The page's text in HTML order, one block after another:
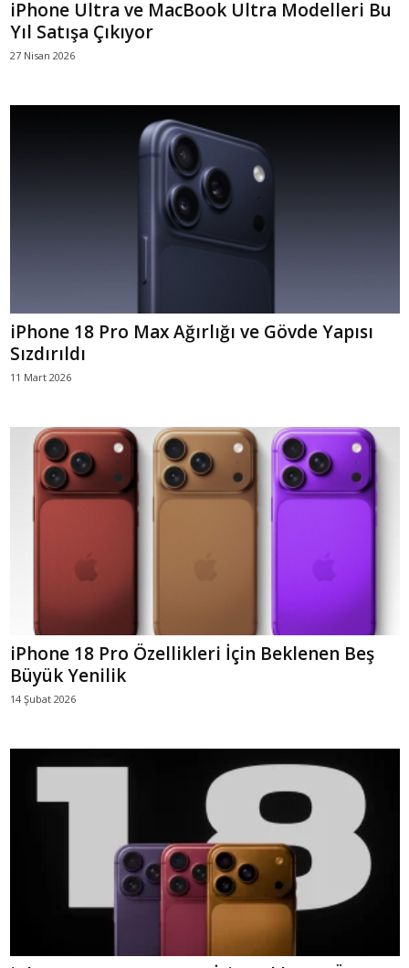
iPhone Ultra ve MacBook Ultra Modelleri Bu
Yıl Satışa Çıkıyor
27 Nisan 2026
iPhone 18 Pro Max Ağırlığı ve Gövde Yapısı
Sızdırıldı
11 Mart 2026
iPhone 18 Pro Özellikleri İçin Beklenen Beş
Büyük Yenilik
14 Şubat 2026